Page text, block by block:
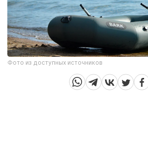
Фото из доступных источников